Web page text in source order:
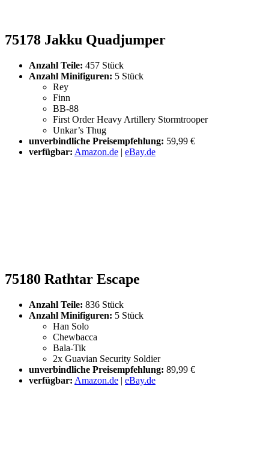
75178 Jakku Quadjumper
Anzahl Teile: 457 Stück
Anzahl Minifiguren: 5 Stück
Rey
Finn
BB-88
First Order Heavy Artillery Stormtrooper
Unkar’s Thug
unverbindliche Preisempfehlung: 59,99 €
verfügbar: Amazon.de | eBay.de
75180 Rathtar Escape
Anzahl Teile: 836 Stück
Anzahl Minifiguren: 5 Stück
Han Solo
Chewbacca
Bala-Tik
2x Guavian Security Soldier
unverbindliche Preisempfehlung: 89,99 €
verfügbar: Amazon.de | eBay.de